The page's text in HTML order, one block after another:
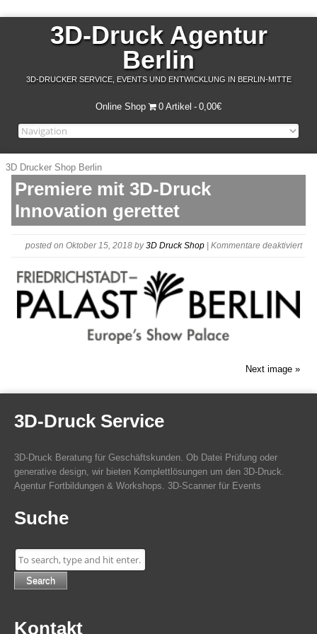
3D-Druck Agentur
Berlin
3D-DRUCKER SERVICE, EVENTS UND ENTWICKLUNG IN BERLIN-MITTE
Online Shop 0 Artikel 0,00€
3D Drucker Shop Berlin
Premiere mit 3D-Druck
Innovation gerettet
posted on Oktober 15, 2018 by3D Druck Shop Kommentare deaktiviertfür
Next image »
3D-Druck Service
3D-Druck Beratung für Geschäftskunden. Ob Datei Prüfung oder
generative design, wir bieten Komplettlösungen um den 3D-Druck.
Agentur Fortbildungen & Workshops. 3D-Scanner für Events
Suche
Search
Kontakt